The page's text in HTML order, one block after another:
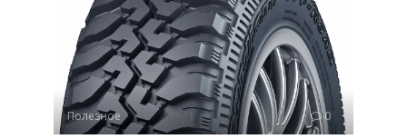
Полезное 0